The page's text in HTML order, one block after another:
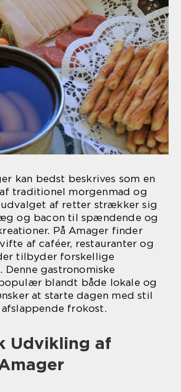
kan bedst beskrives som en
traditionel morgenmad og
af retter strækker sig
og bacon til spændende og
På Amager finder
af caféer, restauranter og
tilbyder forskellige
gastronomiske
blandt både lokale og
at starte dagen med stil
frokost.
Udvikling af